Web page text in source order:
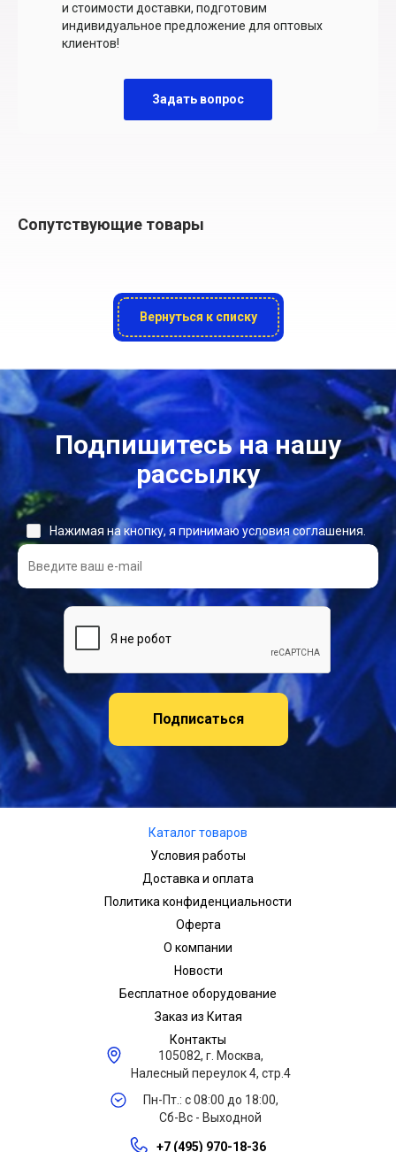
и стоимости доставки, подготовим
индивидуальное предложение для оптовых
клиентов!
Задать вопрос
Сопутствующие товары
Вернуться к списку
Подпишитесь на нашу
рассылку
Подписаться
Нажимая на кнопку, я принимаю условия соглашения.
Каталог товаров
Условия работы
Доставка и оплата
Политика конфиденциальности
Оферта
О компании
Новости
Бесплатное оборудование
Заказ из Китая
Контакты
105082, г. Москва,
Налесный переулок 4, стр.4
Пн-Пт.: с 08:00 до 18:00,
Сб-Вс - Выходной
+7 (495) 970-18-36